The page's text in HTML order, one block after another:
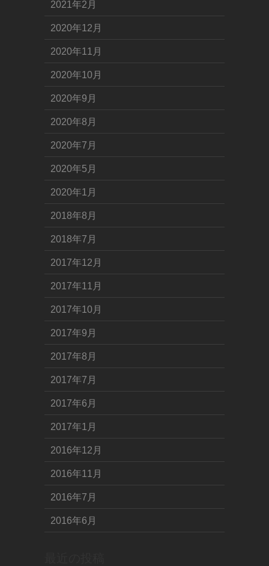
2021年2月
2020年12月
2020年11月
2020年10月
2020年9月
2020年8月
2020年7月
2020年5月
2020年1月
2018年8月
2018年7月
2017年12月
2017年11月
2017年10月
2017年9月
2017年8月
2017年7月
2017年6月
2017年1月
2016年12月
2016年11月
2016年7月
2016年6月